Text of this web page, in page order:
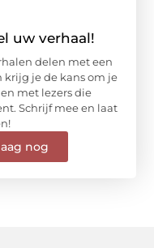
uw verhaal!
delen met een
je de kans om je
met lezers die
Schrijf mee en laat
nog